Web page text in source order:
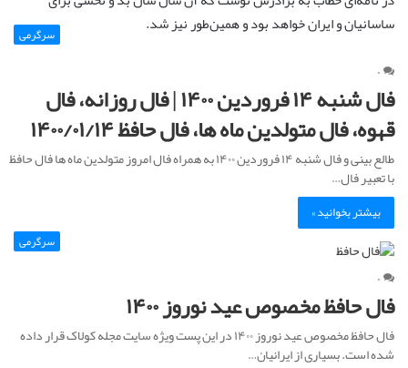
ساسانیان و ایران خواهد بود و همین‌طور نیز شد.
سرگرمی
۰
فال شنبه ۱۴ فروردین ۱۴۰۰ | فال روزانه، فال
قهوه، فال متولدین ماه ها، فال حافظ ۱۴۰۰/۰۱/۱۴
طالع بینی و فال شنبه ۱۴ فروردین ۱۴۰۰ به همراه فال امروز متولدین ماه ها فال حافظ
با تعبیر فال…
بیشتر بخوانید »
سرگرمی
۰
فال حافظ مخصوص عید نوروز ۱۴۰۰
فال حافظ مخصوص عید نوروز ۱۴۰۰ در این پست ویژه سایت مجله کولاک قرار داده
شده است. بسیاری از ایرانیان…